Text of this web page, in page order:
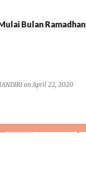
Bulan Ramadhan
onApril 22, 2020